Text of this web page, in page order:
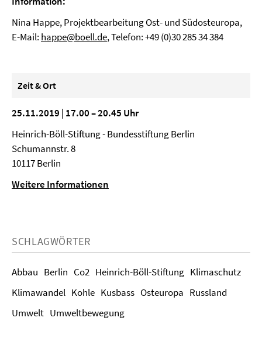
Nina Happe, Projektbearbeitung Ost- und Südosteuropa,
E-Mail: happe@boell.de, Telefon: +49 (0)30 285 34 384
Zeit & Ort
25.11.2019 | 17.00 – 20.45 Uhr
Heinrich-Böll-Stiftung - Bundesstiftung Berlin
Schumannstr. 8
10117 Berlin
Weitere Informationen
SCHLAGWÖRTER
Abbau Berlin Co2 Heinrich-Böll-Stiftung Klimaschutz
Klimawandel Kohle Kusbass Osteuropa Russland
Umwelt Umweltbewegung